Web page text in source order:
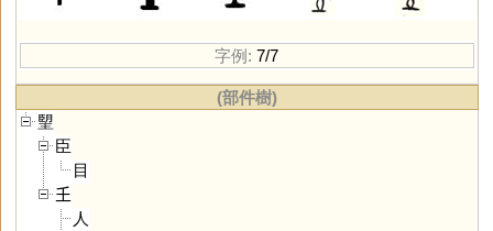
字例: 7/7
(部件樹)
朢
臣
目
𡈼
人